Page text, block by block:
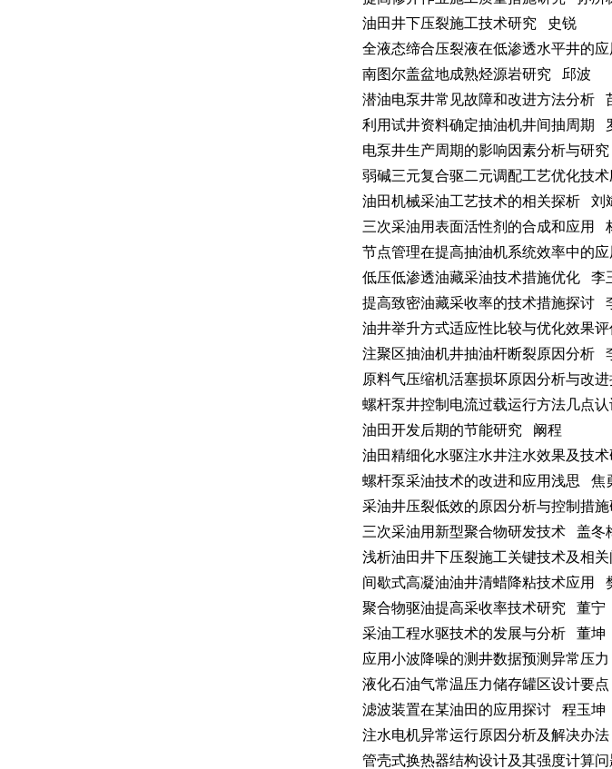
油田井下压裂施工技术研究 史锐
全液态缔合压裂液在低渗透水平井的
南图尔盖盆地成熟烃源岩研究 邱波
潜油电泵井常见故障和改进方法分析
利用试井资料确定抽油机井间抽周期
电泵井生产周期的影响因素分析与研
弱碱三元复合驱二元调配工艺优化技
油田机械采油工艺技术的相关探析 刘
三次采油用表面活性剂的合成和应用
节点管理在提高抽油机系统效率中的
低压低渗透油藏采油技术措施优化 李
提高致密油藏采收率的技术措施探讨
油井举升方式适应性比较与优化效果
注聚区抽油机井抽油杆断裂原因分析
原料气压缩机活塞损坏原因分析与改
螺杆泵井控制电流过载运行方法几点
油田开发后期的节能研究 阚程
油田精细化水驱注水井注水效果及技
螺杆泵采油技术的改进和应用浅思 焦
采油井压裂低效的原因分析与控制措
三次采油用新型聚合物研发技术 盖冬
浅析油田井下压裂施工关键技术及相
间歇式高凝油油井清蜡降粘技术应用
聚合物驱油提高采收率技术研究 董宁
采油工程水驱技术的发展与分析 董坤
应用小波降噪的测井数据预测异常压
液化石油气常温压力储存罐区设计要
滤波装置在某油田的应用探讨 程玉坤
注水电机异常运行原因分析及解决办
管壳式换热器结构设计及其强度计算